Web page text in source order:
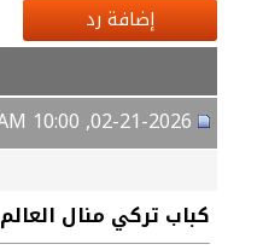
إضافة رد
كباب تركي منال العالم